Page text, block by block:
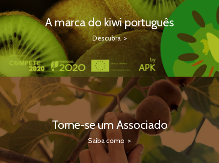
A marca do kiwi português
Descubra >
Torne-se um Associado
Saiba como >